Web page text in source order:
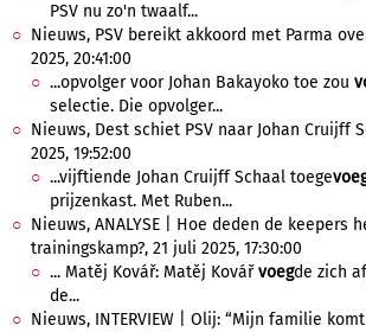
PSV nu zo'n twaalf...
Nieuws, PSV bereikt akkoord met Parma
2025, 20:41:00
...opvolger voor Johan Bakayoko toe zou
selectie. Die opvolger...
Nieuws, Dest schiet PSV naar Johan Cruijff
2025, 19:52:00
...vijftiende Johan Cruijff Schaal toege
prijzenkast. Met Ruben...
Nieuws, ANALYSE | Hoe deden de keepers
trainingskamp?, 21 juli 2025, 17:30:00
... Matěj Kovář: Matěj Kovářvoegde zich
de...
Nieuws, INTERVIEW | Olij: “Mijn familie